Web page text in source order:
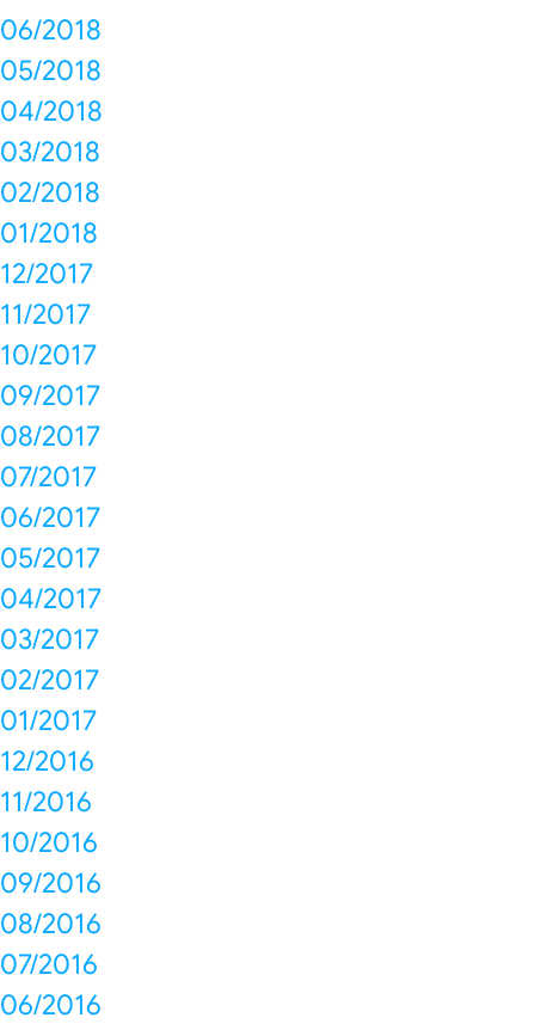
06/2018
05/2018
04/2018
03/2018
02/2018
01/2018
12/2017
11/2017
10/2017
09/2017
08/2017
07/2017
06/2017
05/2017
04/2017
03/2017
02/2017
01/2017
12/2016
11/2016
10/2016
09/2016
08/2016
07/2016
06/2016